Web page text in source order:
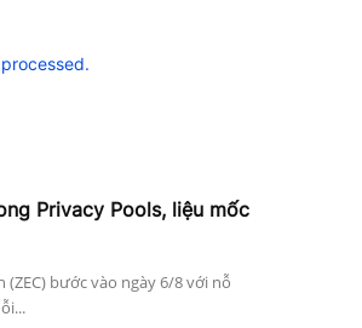
Privacy Pools, liệu mốc
(ZEC) bước vào ngày 6/8 với nỗ